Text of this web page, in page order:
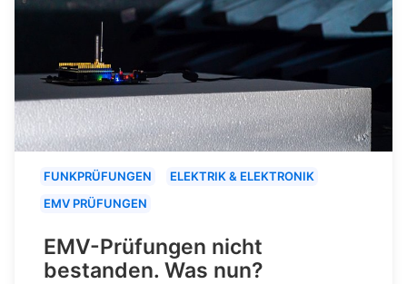
FUNKPRÜFUNGEN
ELEKTRIK & ELEKTRONIK
EMV PRÜFUNGEN
EMV-Prüfungen nicht
bestanden. Was nun?